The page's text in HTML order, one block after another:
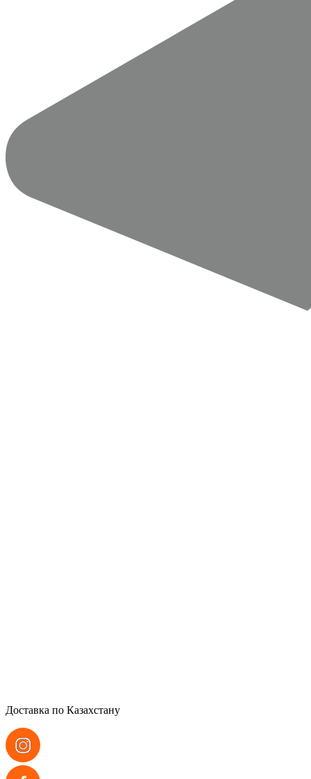
Доставка по Казахстану